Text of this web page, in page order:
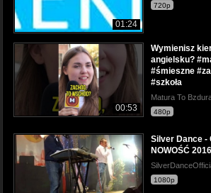
01:24
720p
00:53
Wymienisz
angielsku?
#śmieszne
#szkoła
Matura To
480p
Silver Dance -
NOWOŚĆ 2016
1080p